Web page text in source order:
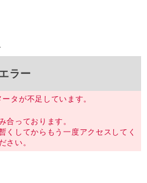
ラー
タが不足しています。
合っております。
くしてからもう一度アクセスしてく
ださい。